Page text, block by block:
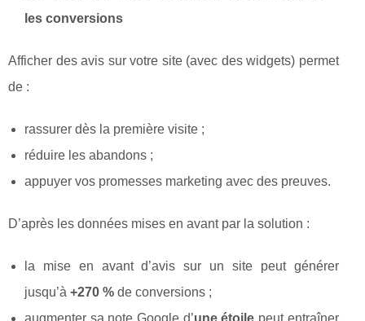
les conversions
Afficher des avis sur votre site (avec des widgets) permet
de :
rassurer dès la première visite ;
réduire les abandons ;
appuyer vos promesses marketing avec des preuves.
D’après les données mises en avant par la solution :
la mise en avant d’avis sur un site peut générer
jusqu’à +270 % de conversions ;
augmenter sa note Google d’une étoile peut entraîner